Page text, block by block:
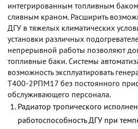
интегрированным топливным
сливным краном. Расширить
ДГУ в тяжелых климатических
установки различных
непрерывной работы позволяют
топливные баки. Системы
возможность эксплуатировать
Т400-2РПМ17 без постоянного
обслуживающего персонала.
Радиатор тропического
работоспособность ДГУ при